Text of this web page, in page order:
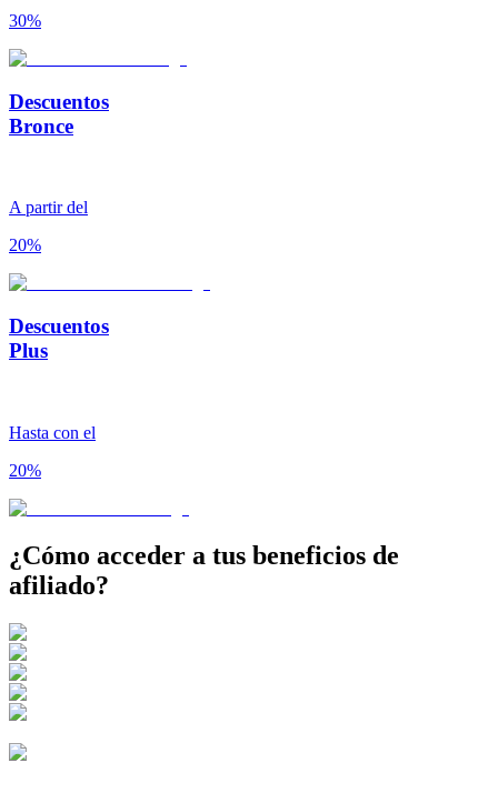
30%
Descuentos
Bronce
A partir del
20%
Descuentos
Plus
Hasta con el
20%
¿Cómo acceder a tus beneficios de
afiliado?